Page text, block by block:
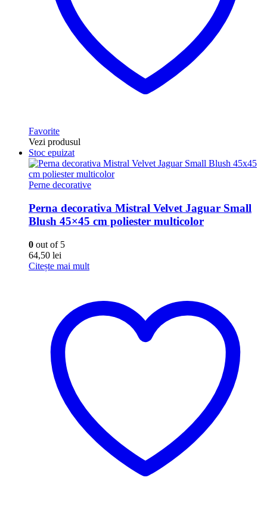
Favorite
Vezi produsul
Stoc epuizat
Perne decorative
Perna decorativa Mistral Velvet Jaguar Small
Blush 45×45 cm poliester multicolor
0 out of 5
64,50 lei
Citește mai mult